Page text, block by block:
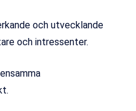
och utvecklande
och intressenter.